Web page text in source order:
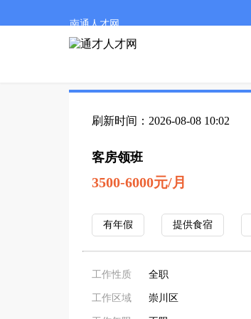
南通人才网
刷新时间：2026-08-08 10:02
客房领班
3500-6000元/月
有年假 提供食宿
工作性质 全职
工作区域 崇川区